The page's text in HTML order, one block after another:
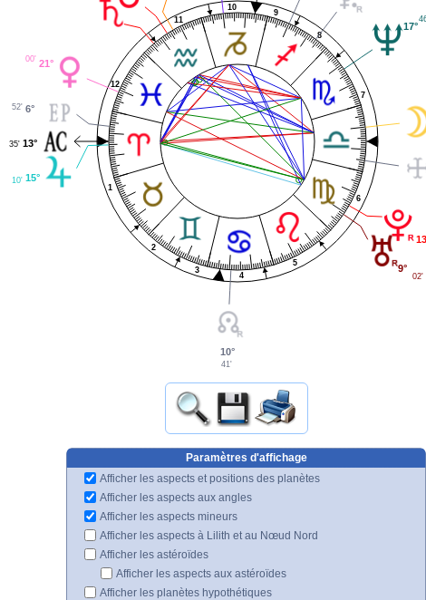
1
2
3
4
5
6
7
8
9
10
11
12
17°
21°
00'
6°
52'
13°
35'
15°
10'
10°
41'
9°
02'
Paramètres d'affichage
Afficher les aspects et positions des planètes
Afficher les aspects aux angles
Afficher les aspects mineurs
Afficher les aspects à Lilith et au Nœud Nord
Afficher les astéroïdes
Afficher les aspects aux astéroïdes
Afficher les planètes hypothétiques